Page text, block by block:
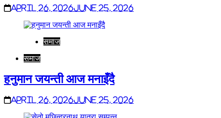
April 26, 2026June 25, 2026
समाज
समाज
हनुमान जयन्ती आज मनाइँदै
April 26, 2026June 25, 2026